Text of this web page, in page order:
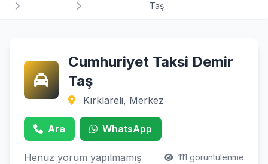
Taş
Cumhuriyet Taksi Demir
Taş
Kırklareli, Merkez
Ara WhatsApp
Henüz yorum yapılmamış 111 görüntülenme